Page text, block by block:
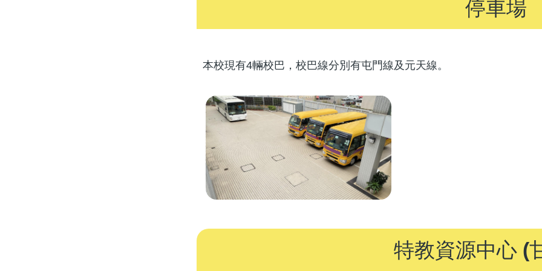
停車場
本校現有4輛校巴，校巴線分別有屯門線及元天線。
特教資源中心 (